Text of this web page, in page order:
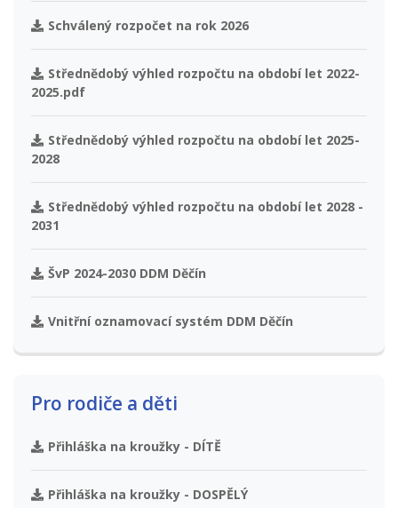
Schválený rozpočet na rok 2026
Střednědobý výhled rozpočtu na období let 2022-
2025.pdf
Střednědobý výhled rozpočtu na období let 2025-
2028
Střednědobý výhled rozpočtu na období let 2028 -
2031
ŠvP 2024-2030 DDM Děčín
Vnitřní oznamovací systém DDM Děčín
Pro rodiče a děti
Přihláška na kroužky - DÍTĚ
Přihláška na kroužky - DOSPĚLÝ